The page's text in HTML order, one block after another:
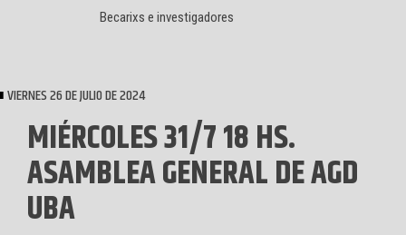
Becarixs e investigadores
VIERNES 26 DE JULIO DE 2024
MIÉRCOLES 31/7 18 HS.
ASAMBLEA GENERAL DE AGD
UBA